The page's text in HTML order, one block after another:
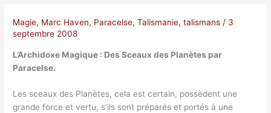
Magie, Marc Haven, Paracelse,Talismanie,talismans / 3
septembre 2008
L’Archidoxe Magique : Des Sceaux des Planètes par
Paracelse.
Les sceaux des Planètes, cela est certain, possèdent une
grande force et vertu, s’ils sont préparés et portés à une